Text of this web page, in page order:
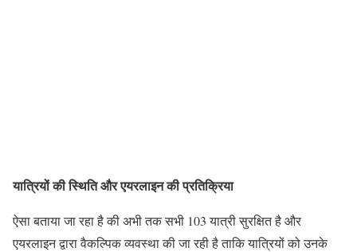
यात्रियों की स्थिति और एयरलाइन की प्रतिक्रिया
ऐसा बताया जा रहा है की अभी तक सभी 103 यात्री सुरक्षित है और
एयरलाइन द्वारा वैकल्पिक व्यवस्था की जा रही है ताकि यात्रियों को उनके